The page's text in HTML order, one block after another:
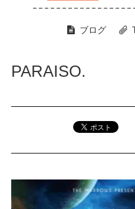
ブログ
PARAISO.